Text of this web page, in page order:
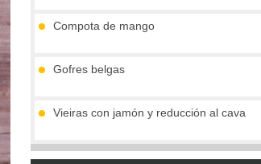
Compota de mango
Gofres belgas
Vieiras con jamón y reducción al cava
Tronco de chocolate y turrón (sin gluten)